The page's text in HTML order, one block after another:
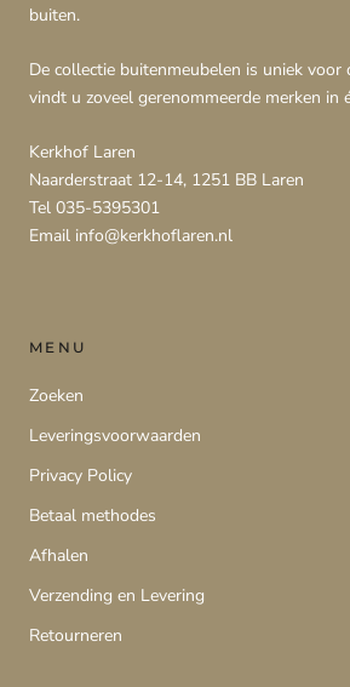
buiten.
De collectie buitenmeubelen is uniek voor
vindt u zoveel gerenommeerde merken in
Kerkhof Laren
Naarderstraat 12-14, 1251 BB Laren
Tel 035-5395301
Email info@kerkhoflaren.nl
MENU
Zoeken
Leveringsvoorwaarden
Privacy Policy
Betaal methodes
Afhalen
Verzending en Levering
Retourneren